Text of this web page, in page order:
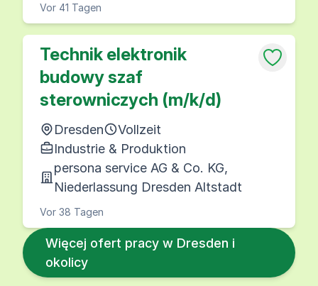
Vor 41 Tagen
Technik elektronik
budowy szaf
sterowniczych (m/k/d)
Dresden
Vollzeit
Industrie & Produktion
persona service AG & Co. KG,
Niederlassung Dresden Altstadt
Vor 38 Tagen
Więcej ofert pracy w Dresden i
okolicy